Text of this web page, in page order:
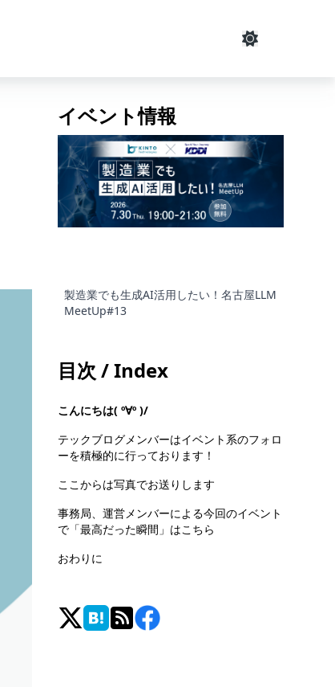
イベント情報
製造業でも生成AI活用したい！名古屋LLM
MeetUp#13
目次 / Index
こんにちは( º∀º )/
テックブログメンバーはイベント系のフォロ
ーを積極的に行っております！
ここからは写真でお送りします
事務局、運営メンバーによる今回のイベント
で「最高だった瞬間」はこちら
おわりに